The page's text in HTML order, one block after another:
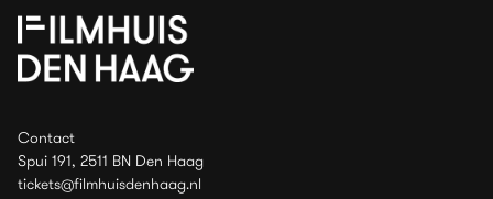
Contact
Spui 191, 2511 BN Den Haag
tickets@filmhuisdenhaag.nl